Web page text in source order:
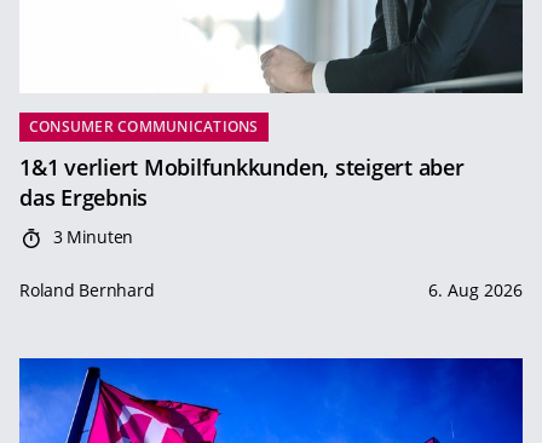
CONSUMER COMMUNICATIONS
1&1 verliert Mobilfunkkunden, steigert aber
das Ergebnis
3 Minuten
Roland Bernhard 6. Aug 2026